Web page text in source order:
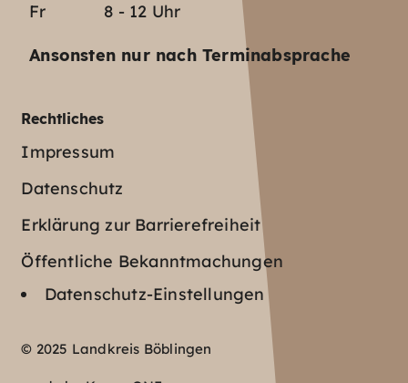
Fr 8 - 12 Uhr
Ansonsten nur nach Terminabsprache
Rechtliches
Impressum
Datenschutz
Erklärung zur Barrierefreiheit
Öffentliche Bekanntmachungen
Datenschutz-Einstellungen
© 2025 Landkreis Böblingen